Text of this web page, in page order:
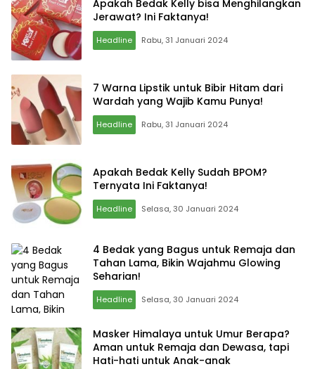
Apakah Bedak Kelly bisa Menghilangkan
Jerawat? Ini Faktanya!
Headline Rabu, 31 Januari 2024
7 Warna Lipstik untuk Bibir Hitam dari
Wardah yang Wajib Kamu Punya!
Headline Rabu, 31 Januari 2024
Apakah Bedak Kelly Sudah BPOM?
Ternyata Ini Faktanya!
Headline Selasa, 30 Januari 2024
4 Bedak yang Bagus untuk Remaja dan
Tahan Lama, Bikin Wajahmu Glowing
Seharian!
Headline Selasa, 30 Januari 2024
Masker Himalaya untuk Umur Berapa?
Aman untuk Remaja dan Dewasa, tapi
Hati-hati untuk Anak-anak